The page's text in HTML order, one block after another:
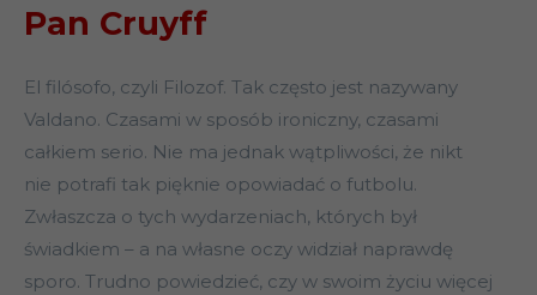
Pan Cruyff
El filósofo, czyli Filozof. Tak często jest nazywany
Valdano. Czasami w sposób ironiczny, czasami
całkiem serio. Nie ma jednak wątpliwości, że nikt
nie potrafi tak pięknie opowiadać o futbolu.
Zwłaszcza o tych wydarzeniach, których był
świadkiem – a na własne oczy widział naprawdę
sporo. Trudno powiedzieć, czy w swoim życiu więcej